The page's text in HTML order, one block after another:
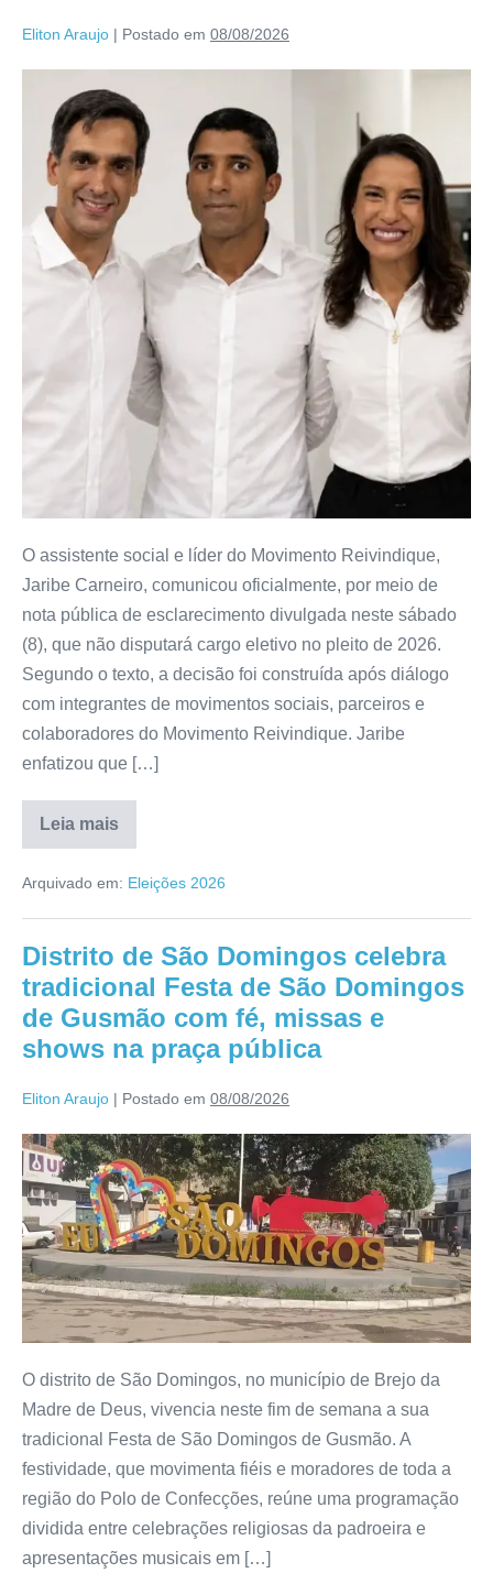
Eliton Araujo | Postado em 08/08/2026
O assistente social e líder do Movimento Reivindique,
Jaribe Carneiro, comunicou oficialmente, por meio de
nota pública de esclarecimento divulgada neste sábado
(8), que não disputará cargo eletivo no pleito de 2026.
Segundo o texto, a decisão foi construída após diálogo
com integrantes de movimentos sociais, parceiros e
colaboradores do Movimento Reivindique. Jaribe
enfatizou que […]
Leia mais
Arquivado em: Eleições 2026
Distrito de São Domingos celebra
tradicional Festa de São Domingos
de Gusmão com fé, missas e
shows na praça pública
Eliton Araujo | Postado em 08/08/2026
O distrito de São Domingos, no município de Brejo da
Madre de Deus, vivencia neste fim de semana a sua
tradicional Festa de São Domingos de Gusmão. A
festividade, que movimenta fiéis e moradores de toda a
região do Polo de Confecções, reúne uma programação
dividida entre celebrações religiosas da padroeira e
apresentações musicais em […]